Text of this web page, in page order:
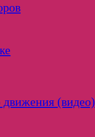
движения (видео)